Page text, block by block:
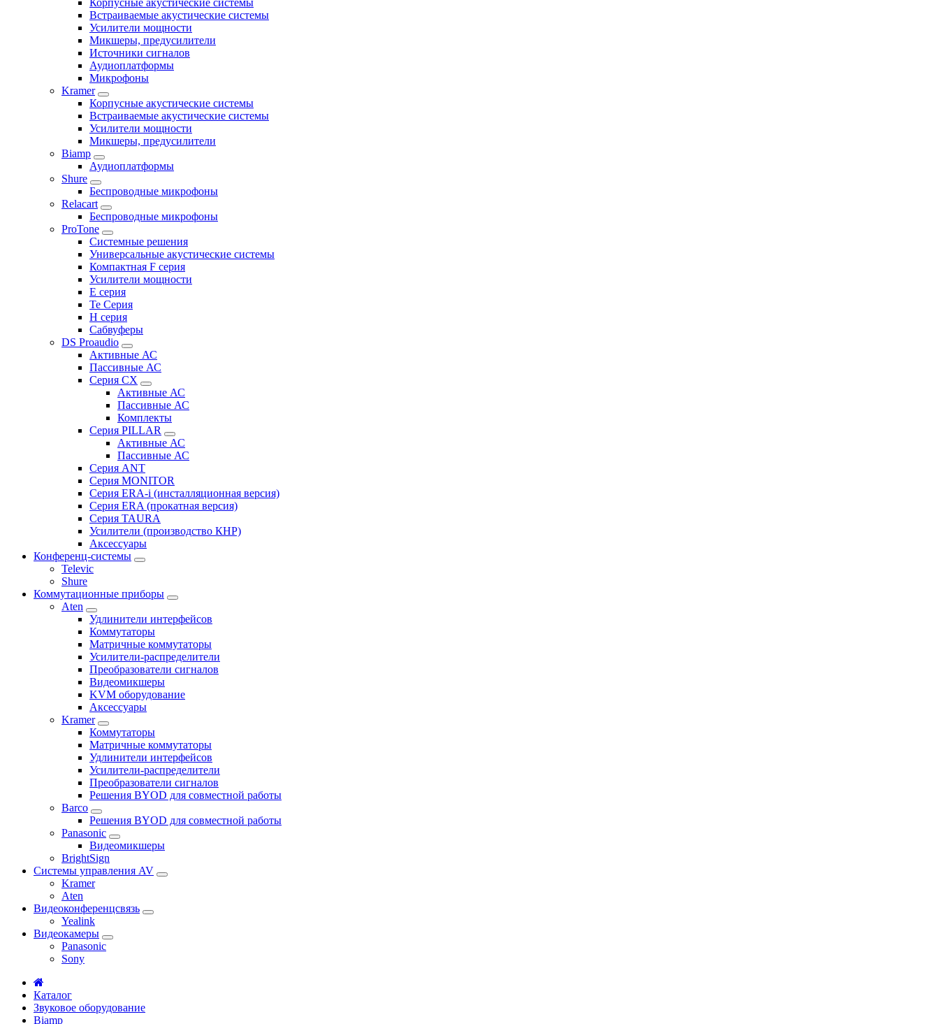
Встраиваемые акустические системы
Усилители мощности
Микшеры, предусилители
Источники сигналов
Аудиоплатформы
Микрофоны
Kramer
Корпусные акустические системы
Встраиваемые акустические системы
Усилители мощности
Микшеры, предусилители
Biamp
Аудиоплатформы
Shure
Беспроводные микрофоны
Relacart
Беспроводные микрофоны
ProTone
Системные решения
Универсальные акустические системы
Компактная F серия
Усилители мощности
E серия
Te Серия
H серия
Сабвуферы
DS Proaudio
Активные АС
Пассивные АС
Серия CX
Активные АС
Пассивные АС
Комплекты
Серия PILLAR
Активные АС
Пассивные АС
Серия ANT
Серия MONITOR
Серия ERA-i (инсталляционная версия)
Серия ERA (прокатная версия)
Серия TAURA
Усилители (производство КНР)
Аксессуары
Конференц-системы
Televic
Shure
Коммутационные приборы
Aten
Удлинители интерфейсов
Коммутаторы
Матричные коммутаторы
Усилители-распределители
Преобразователи сигналов
Видеомикшеры
KVM оборудование
Аксессуары
Kramer
Коммутаторы
Матричные коммутаторы
Удлинители интерфейсов
Усилители-распределители
Преобразователи сигналов
Решения BYOD для совместной работы
Barco
Решения BYOD для совместной работы
Panasonic
Видеомикшеры
BrightSign
Системы управления AV
Kramer
Aten
Видеоконференцсвязь
Yealink
Видеокамеры
Panasonic
Sony
Каталог
Звуковое оборудование
Biamp